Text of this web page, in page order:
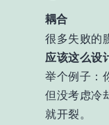
耦合
很多失败的
应该这么设
举个例子：
但没考虑冷
就开裂。